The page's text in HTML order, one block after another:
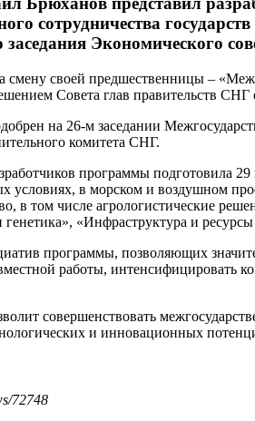
сотрудничества
заседания Экономического
смену своей предшественницы –
Совета глав правительств
на 26-м заседании
комитета СНГ.
программы подготовила
условиях, в морском и воздушном
в том числе агрологистические
«Инфраструктура и
программы, позволяющих
работы, интенсифицировать
совершенствовать
и инновационных
72748